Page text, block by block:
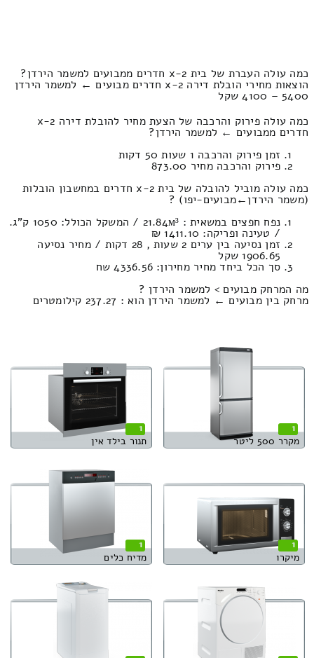
כמה עולה העברת של בית 2-x חדרים ממבועים למשמר הירדן?
הוצאות מחירי הובלת דירה 2-x חדרים מבועים ← למשמר הירדן
5400 – 4100 שקל
כמה עולה פירוק והרכבה של הצעת מחיר להובלת דירה 2-x
חדרים ממבועים ← למשמר הירדן?
זמן פירוק והרכבה 1 שעות 50 דקות
פירוק והרכבה מחיר 873.00
כמה עולה מוביל להובלה של בית 2-x חדרים במחשבון הובלות
(משמר הירדן‎←‏מבועים-יפו) ?
נפח חפצים במשאית : 21.84м³ / המשקל הכולל: 1050 ק”ג.
/ טעינה ופריקה: 1411.10 ₪
זמן נסיעה בין ערים 2 שעות , 28 דקות / מחיר נסיעה
1906.65 שקל
סך הכל ביחד מחיר מחירון: 4336.56 שח
מה המרחק מבועים > למשמר הירדן ?
מרחק בין מבועים ← למשמר הירדן הוא : 237.27 קילומטרים
1
מקרר 500 ליטר
1
תנור בילד אין
1
מיקרו
1
מדיח כלים